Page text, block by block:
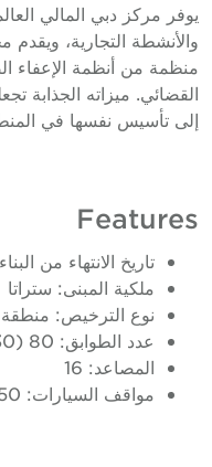
يوفر مركز دبي المالي
والأنشطة التجارية، ويقدم
منظمة من أنظمة الإعفاء
القضائي. ميزاته الجذابة
إلى تأسيس نفسها في
Features
تاريخ الانتهاء من البناء: 2011
ملكية المبنى: ستراتا
نوع الترخيص: منطقة
عدد الطوابق: 80 (30 طابقًا تجاريًا)
المصاعد: 16
مواقف السيارات: 1/650 قدم مربع.